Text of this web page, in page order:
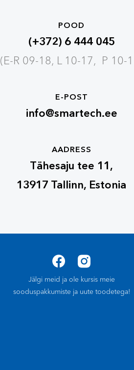
POOD
(+372) 6 444 045
(E-R 09-18, L 10-17, P 10-
E-POST
info@smartech.ee
AADRESS
Tähesaju tee 11,
13917 Tallinn, Estonia
Jälgi meid ja ole kursis meie
sooduspakkumiste ja uute toodetega!